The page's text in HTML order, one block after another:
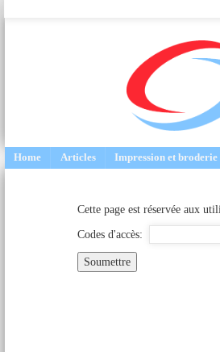
Chapters
Home Articles Impression et broderie
Cette page est réservée aux
Codes d'accès:
Soumettre